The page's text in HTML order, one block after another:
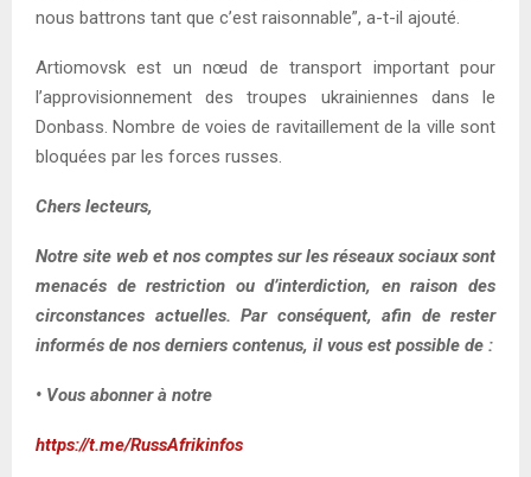
nous battrons tant que c’est raisonnable”, a-t-il ajouté.
Artiomovsk est un nœud de transport important pour
l’approvisionnement des troupes ukrainiennes dans le
Donbass. Nombre de voies de ravitaillement de la ville sont
bloquées par les forces russes.
Chers lecteurs,
Notre site web et nos comptes sur les réseaux sociaux sont
menacés de restriction ou d’interdiction, en raison des
circonstances actuelles. Par conséquent, afin de rester
informés de nos derniers contenus, il vous est possible de :
• Vous abonner à notre
https://t.me/RussAfrikinfos